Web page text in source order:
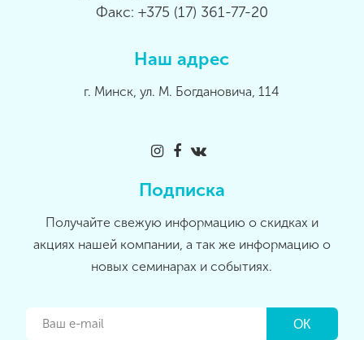
Факс: +375 (17) 361-77-20
Наш адрес
г. Минск, ул. М. Богдановича, 114
Подписка
Получайте свежую информацию о скидках и
акциях нашей компании, а так же информацию о
новых семинарах и событиях.